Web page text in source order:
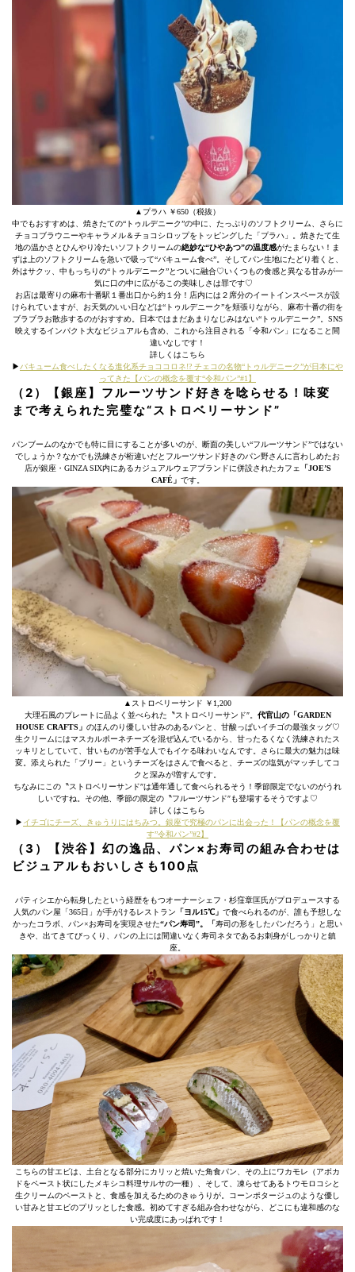
▲プラハ ￥650（税抜）
中でもおすすめは、焼きたての“トゥルデニーク”の中に、たっぷりのソフトクリーム、さらに
チョコブラウニーやキャラメル＆チョコシロップをトッピングした「プラハ」。焼きたて生
地の温かさとひんやり冷たいソフトクリームの絶妙な“ひやあつ”の温度感がたまらない！ま
ずは上のソフトクリームを急いで吸って“バキューム食べ”。そしてパン生地にたどり着くと、
外はサクッ、中もっちりの“トゥルデニーク”とついに融合♡いくつもの食感と異なる甘みが一
気に口の中に広がるこの美味しさは罪です♡
お店は最寄りの麻布十番駅１番出口から約１分！店内には２席分のイートインスペースが設
けられていますが、お天気のいい日などは“トゥルデニーク”を頬張りながら、麻布十番の街を
ブラブラお散歩するのがおすすめ。日本ではまだあまりなじみはない“トゥルデニーク”。SNS
映えするインパクト大なビジュアルも含め、これから注目される「令和パン」になること間
違いなしです！
詳しくはこちら
▶︎ バキューム食べしたくなる進化系チョココロネ!? チェコの名物“トゥルデニーク”が日本にや
ってきた【パンの概念を覆す“令和パン”#1】
（2）【銀座】フルーツサンド好きを唸らせる！味変
まで考えられた完璧な“ストロベリーサンド”
パンブームのなかでも特に目にすることが多いのが、断面の美しい“フルーツサンド”ではない
でしょうか？なかでも洗練さが桁違いだとフルーツサンド好きのパン野さんに言わしめたお
店が銀座・GINZA SIX内にあるカジュアルウェアブランドに併設されたカフェ
「JOE’S
CAFÉ」 です。
▲ストロベリーサンド ￥1,200
大理石風のプレートに品よく並べられた〝ストロベリーサンド″。 代官山の「GARDEN
HOUSE CRAFTS」 のほんのり優しい甘みのあるパンと、甘酸っぱいイチゴの最強タッグ♡
生クリームにはマスカルポーネチーズを混ぜ込んでいるから、甘ったるくなく洗練されたス
ッキリとしていて、甘いものが苦手な人でもイケる味わいなんです。さらに最大の魅力は味
変。添えられた「ブリー」というチーズをはさんで食べると、チーズの塩気がマッチしてコ
クと深みが増すんです。
ちなみにこの〝ストロベリーサンド″は通年通して食べられるそう！季節限定でないのがうれ
しいですね。その他、季節の限定の〝フルーツサンド″も登場するそうですよ♡
詳しくはこちら
▶︎ イチゴにチーズ、きゅうりにはちみつ。銀座で究極のパンに出会った！【パンの概念を覆
す”令和パン”#2】
（3）【渋谷】幻の逸品、パン×お寿司の組み合わせは
ビジュアルもおいしさも100点
パティシエから転身したという経歴をもつオーナーシェフ・杉窪章匡氏がプロデュースする
人気のパン屋「365日」が手がけるレストラン 「ヨル15℃」 で食べられるのが、誰も予想しな
かったコラボ、パン×お寿司を実現させた“パン寿司”。「寿司の形をしたパンだろう」と思い
きや、出てきてびっくり、パンの上には間違いなく寿司ネタであるお刺身がしっかりと鎮
座。
こちらの甘エビは、土台となる部分にカリッと焼いた角食パン、その上にワカモレ（アボカ
ドをペースト状にしたメキシコ料理サルサの一種）、そして、凍らせてあるトウモロコシと
生クリームのペーストと、食感を加えるためのきゅうりが。コーンポタージュのような優し
い甘みと甘エビのプリッとした食感。初めてすぎる組み合わせながら、どこにも違和感のな
い完成度にあっぱれです！